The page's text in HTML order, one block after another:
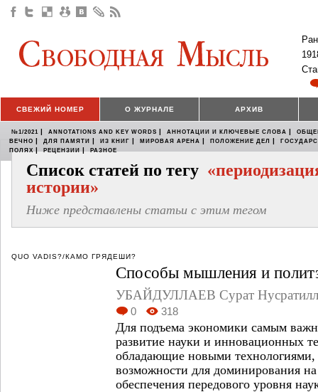
СВЕЖИЙ НОМЕР О ЖУРНАЛЕ АРХИВ
№1/2021 | ANNOTATIONS AND KEY WORDS | АННОТАЦИИ И КЛЮЧЕВЫЕ СЛОВА |
ВЕЧНО | ДЛЯ ПАМЯТИ | ИЗ КНИГ | МИРОВАЯ АРЕНА | ПОЛОЖЕНИЕ ДЕЛ |
ПОЛЯХ | РЕЦЕНЗИИ | РАЗНОЕ
Список статей по тегу
истории»
Ниже представлены статьи с этим тегом
QUO VADIS?/КАМО ГРЯДЕШИ?
Способы мышления и
УБАЙДУЛЛАЕВ Сурат
0 318
Для подъема экономики самым
развитие науки и инновационных
обладающие новыми
возможности для доминирования
обеспечения передового уровня